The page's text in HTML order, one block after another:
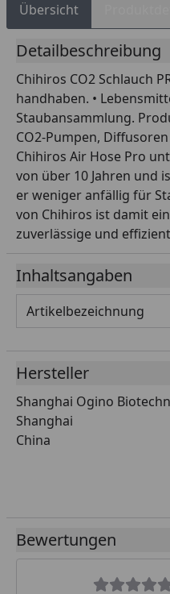
Übersicht
Detailbeschreibung
Chihiros CO2 Schlauch
handhaben. •
Staubansammlung.
CO2-Pumpen,
Chihiros Air Hose Pro
von über 10 Jahren und
er weniger anfällig für
von Chihiros ist damit
zuverlässige und
Inhaltsangaben
Artikelbezeichnung
Hersteller
Shanghai Ogino
Shanghai
China
Bewertungen